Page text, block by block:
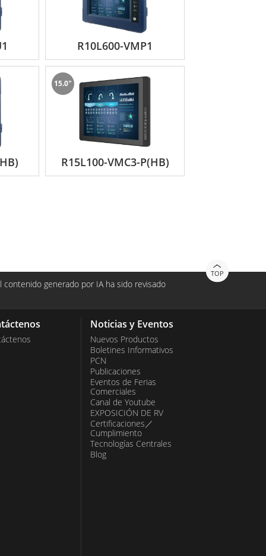
R10L600-VMP1
R15L100-VMC3-P(HB)
15.0"
TOP
generado por IA ha sido revisado
Noticias y Eventos
Nuevos Productos
Boletines Informativos
PCN
Publicaciones
Eventos de Ferias
Comerciales
Canal de Youtube
EXPOSICIÓN DE RV
Certificaciones／
Cumplimiento
Tecnologías Centrales
Blog